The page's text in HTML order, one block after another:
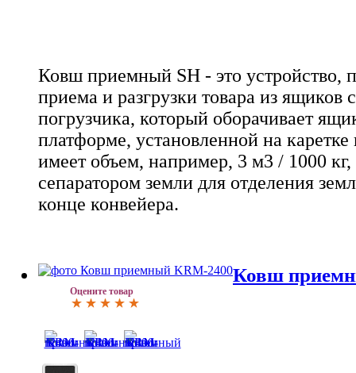
Ковш приемный SH - это устройство,
приема и разгрузки товара из
погрузчика, который оборачивает
платформе, установленной на
имеет объем, например, 3 м3 / 1000
сепаратором земли для отделения
конце конвейера.
Оцените товар
Ковш